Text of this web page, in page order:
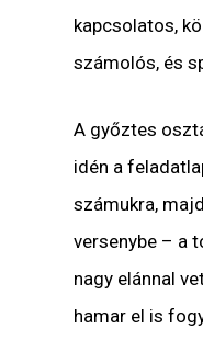
kapcsolatos,
számolós, és
A győztes
idén a
számukra,
versenybe – a
nagy elánnal
hamar el is